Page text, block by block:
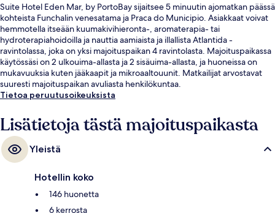
Suite Hotel Eden Mar, by PortoBay sijaitsee 5 minuutin ajomatkan päässä
kohteista Funchalin venesatama ja Praca do Municipio. Asiakkaat voivat
hemmotella itseään kuumakivihieronta-, aromaterapia- tai
hydroterapiahoidoilla ja nauttia aamiaista ja illallista Atlantida -
ravintolassa, joka on yksi majoituspaikan 4 ravintolasta. Majoituspaikassa
käytössäsi on 2 ulkouima-allasta ja 2 sisäuima-allasta, ja huoneissa on
mukavuuksia kuten jääkaapit ja mikroaaltouunit. Matkailijat arvostavat
suuresti majoituspaikan avuliasta henkilökuntaa.
Tietoa peruutusoikeuksista
Lisätietoja tästä majoituspaikasta
Yleistä
Hotellin koko
146 huonetta
6 kerrosta